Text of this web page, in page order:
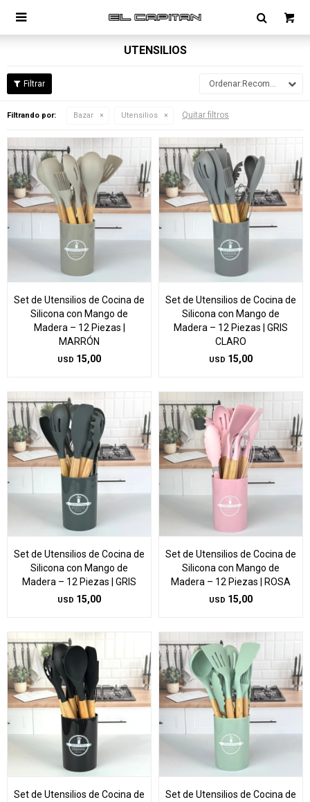

UTENSILIOS
Recomendados
Filtrando por: Bazar Utensilios Quitar filtros
Set de Utensilios de Cocina de
Silicona con Mango de
Madera – 12 Piezas |
MARRÓN
USD 15,00
Set de Utensilios de Cocina de
Silicona con Mango de
Madera – 12 Piezas | GRIS
CLARO
USD 15,00
Set de Utensilios de Cocina de
Silicona con Mango de
Madera – 12 Piezas | GRIS
USD 15,00
Set de Utensilios de Cocina de
Silicona con Mango de
Madera – 12 Piezas | ROSA
USD 15,00
Set de Utensilios de Cocina de
Set de Utensilios de Cocina de